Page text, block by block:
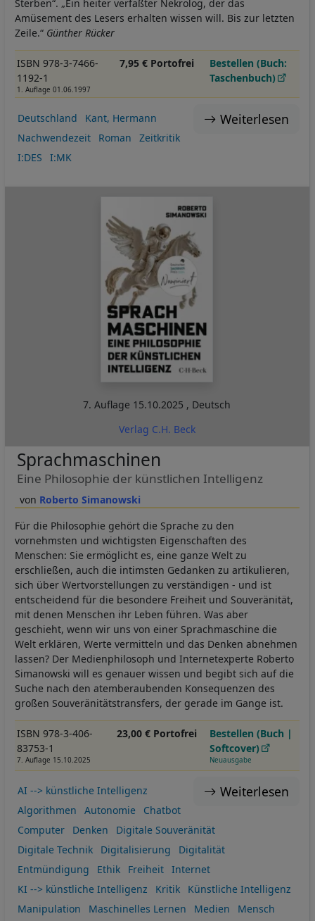
Sterben“. „Ein heiter verfaßter Nekrolog, der das
Amüsement des Lesers erhalten wissen will. Bis zur letzten
Zeile.“ Günther Rücker
ISBN 978-3-7466-
1192-1
1. Auflage 01.06.1997
7,95 € Portofrei
Bestellen (Buch:
Taschenbuch)
Weiterlesen
Deutschland
Kant, Hermann
Nachwendezeit
Roman
Zeitkritik
I:DES
I:MK
7. Auflage 15.10.2025 , Deutsch
Verlag C.H. Beck
Roberto Simanowski
Sprachmaschinen
Eine Philosophie der künstlichen Intelligenz
Für die Philosophie gehört die Sprache zu den
vornehmsten und wichtigsten Eigenschaften des
Menschen: Sie ermöglicht es, eine ganze Welt zu
erschließen, auch die intimsten Gedanken zu artikulieren,
sich über Wertvorstellungen zu verständigen - und ist
entscheidend für die besondere Freiheit und Souveränität,
mit denen Menschen ihr Leben führen. Was aber
geschieht, wenn wir uns von einer Sprachmaschine die
Welt erklären, Werte vermitteln und das Denken abnehmen
lassen? Der Medienphilosoph und Internetexperte Roberto
Simanowski will es genauer wissen und begibt sich auf die
Suche nach den atemberaubenden Konsequenzen des
großen Souveränitätstransfers, der gerade im Gange ist.
ISBN 978-3-406-
83753-1
7. Auflage 15.10.2025
23,00 € Portofrei
Bestellen (Buch |
Softcover)
Neuausgabe
Weiterlesen
AI --> künstliche Intelligenz
Algorithmen
Autonomie
Chatbot
Computer
Denken
Digitale Souveränität
Digitale Technik
Digitalisierung
Digitalität
Entmündigung
Ethik Freiheit
Internet
KI --> künstliche Intelligenz
Kritik
Künstliche Intelligenz
Manipulation
Maschinelles Lernen Medien
Mensch